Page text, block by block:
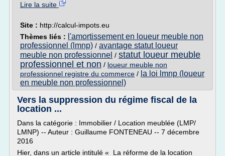
Lire la suite
Site : http://calcul-impots.eu
Thèmes liés : l'amortissement en loueur meuble non
professionnel (lmnp) / avantage statut loueur
meuble non professionnel / statut loueur meuble
professionnel et non / loueur meuble non
professionnel registre du commerce / la loi lmnp (loueur
en meuble non professionnel)
Vers la suppression du régime fiscal de la
location ...
Dans la catégorie : Immobilier / Location meublée (LMP/
LMNP) -- Auteur : Guillaume FONTENEAU -- 7 décembre
2016
Hier, dans un article intitulé « La réforme de la location